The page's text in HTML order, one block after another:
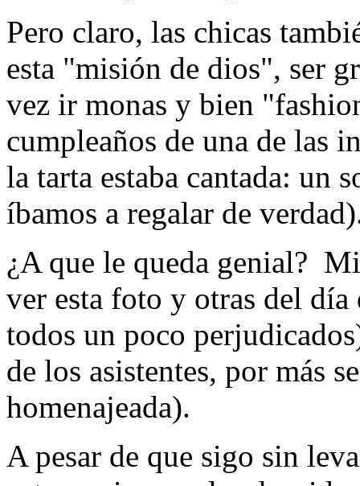
Pero claro, las chicas
esta "misión de dios", ser
vez ir monas y bien
cumpleaños de una de las
la tarta estaba cantada: un
íbamos a regalar de
¿A que le queda genial?
ver esta foto y otras del día
todos un poco
de los asistentes, por más
homenajeada).
A pesar de que sigo sin